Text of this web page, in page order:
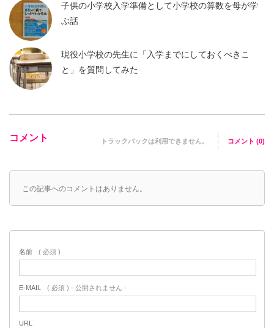
子供の小学校入学準備として小学校の算数を母が学
ぶ話
現役小学校の先生に「入学までにしておくべきこ
と」を質問してみた
コメント トラックバックは利用できません。 コメント (0)
この記事へのコメントはありません。
名前 ( 必須 )
E-MAIL ( 必須 ) - 公開されません -
URL